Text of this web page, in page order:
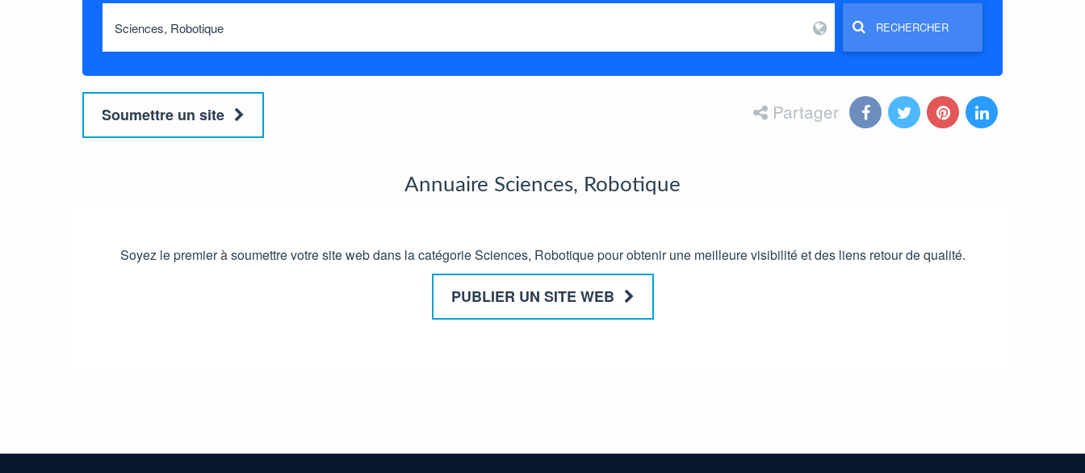
RECHERCHER
Soumettre un site Partager
Annuaire Sciences, Robotique
Soyez le premier à soumettre votre site web dans la catégorie Sciences, Robotique pour obtenir une meilleure visibilité et des liens retour de qualité.
PUBLIER UN SITE WEB